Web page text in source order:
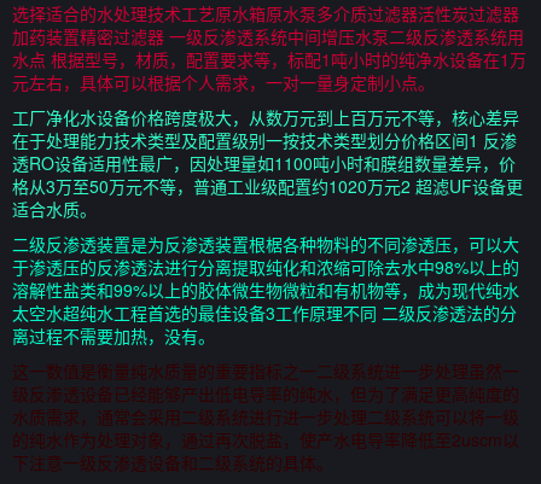
选择适合的水处理技术工艺原水箱原水泵多介质过滤器活性炭过滤器
加药装置精密过滤器 一级反渗透系统中间增压水泵二级反渗透系统用
水点 根据型号，材质，配置要求等，标配1吨小时的纯净水设备在1万
元左右，具体可以根据个人需求，一对一量身定制小点。
工厂净化水设备价格跨度极大，从数万元到上百万元不等，核心差异
在于处理能力技术类型及配置级别一按技术类型划分价格区间1 反渗
透RO设备适用性最广，因处理量如1100吨小时和膜组数量差异，价
格从3万至50万元不等，普通工业级配置约1020万元2 超滤UF设备更
适合水质。
二级反渗透装置是为反渗透装置根椐各种物料的不同渗透压，可以大
于渗透压的反渗透法进行分离提取纯化和浓缩可除去水中98%以上的
溶解性盐类和99%以上的胶体微生物微粒和有机物等，成为现代纯水
太空水超纯水工程首选的最佳设备3工作原理不同 二级反渗透法的分
离过程不需要加热，没有。
这一数值是衡量纯水质量的重要指标之一二级系统进一步处理虽然一
级反渗透设备已经能够产出低电导率的纯水，但为了满足更高纯度的
水质需求，通常会采用二级系统进行进一步处理二级系统可以将一级
的纯水作为处理对象，通过再次脱盐，使产水电导率降低至2uscm以
下注意一级反渗透设备和二级系统的具体。